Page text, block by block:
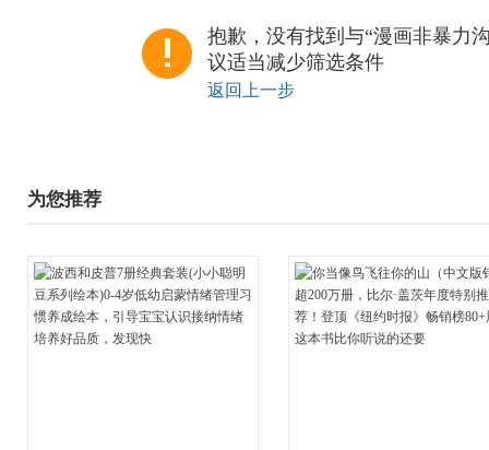
抱歉，没有找到与“漫画非暴力
议适当减少筛选条件
返回上一步
为您推荐